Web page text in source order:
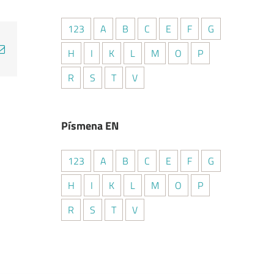
E-
123 A B C E F
G
H
I K L M O
P
R
S T V
Písmena EN
123 A B C E F
G
H
I K L M O
P
R
S T V